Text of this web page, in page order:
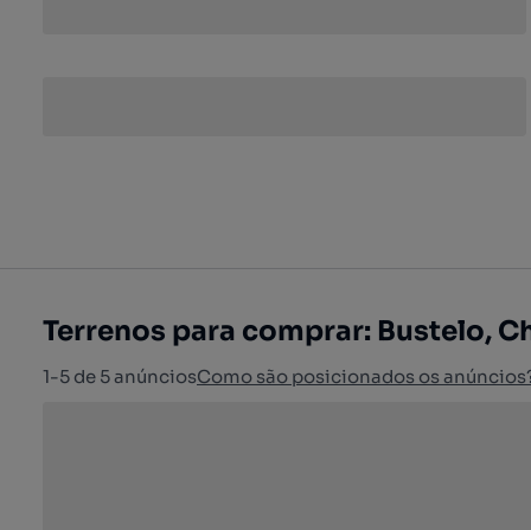
Terrenos para comprar: Bustelo,
1-5 de 5 anúnciosComo são posicionados os